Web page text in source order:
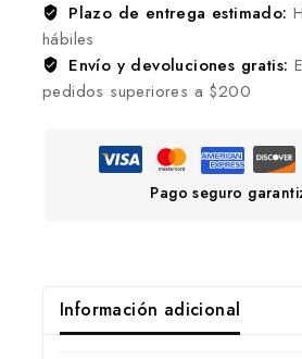
Plazo de entrega estimado:
hábiles
Envío y devoluciones gratis:
pedidos superiores a $200
Pago seguro
Información adicional